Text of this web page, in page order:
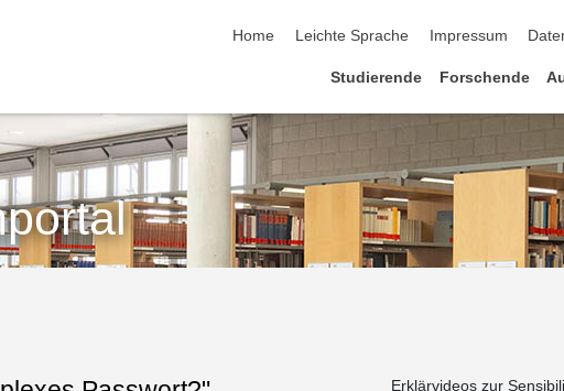
Home Leichte Sprache Impressum
Studierende Forschende
Erklärvideos zur